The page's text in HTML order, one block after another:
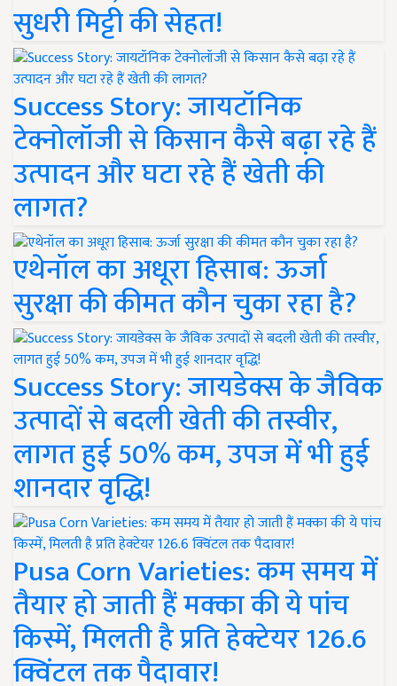
Success Story: जायटॉनिक
टेक्नोलॉजी से किसान कैसे बढ़ा रहे हैं
उत्पादन और घटा रहे हैं खेती की
लागत?
एथेनॉल का अधूरा हिसाब: ऊर्जा
सुरक्षा की कीमत कौन चुका रहा है?
Success Story: जायडेक्स के जैविक
उत्पादों से बदली खेती की तस्वीर,
लागत हुई 50% कम, उपज में भी हुई
शानदार वृद्धि!
Pusa Corn Varieties: कम समय में
तैयार हो जाती हैं मक्का की ये पांच
किस्में, मिलती है प्रति हेक्टेयर 126.6
क्विंटल तक पैदावार!